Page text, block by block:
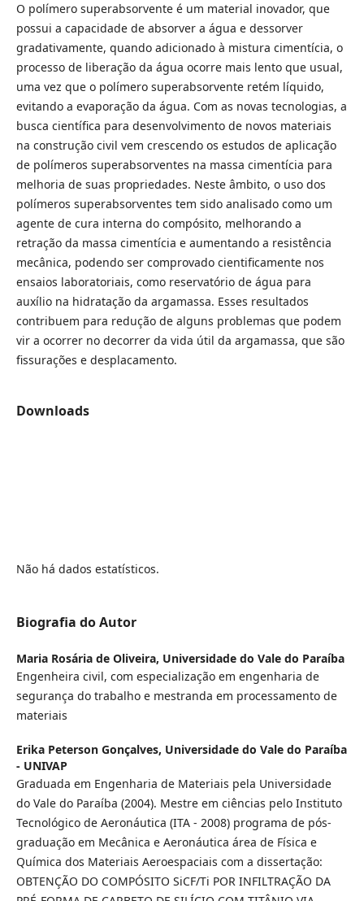
O polímero superabsorvente é um material inovador, que
possui a capacidade de absorver a água e dessorver
gradativamente, quando adicionado à mistura cimentícia, o
processo de liberação da água ocorre mais lento que usual,
uma vez que o polímero superabsorvente retém líquido,
evitando a evaporação da água. Com as novas tecnologias, a
busca científica para desenvolvimento de novos materiais
na construção civil vem crescendo os estudos de aplicação
de polímeros superabsorventes na massa cimentícia para
melhoria de suas propriedades. Neste âmbito, o uso dos
polímeros superabsorventes tem sido analisado como um
agente de cura interna do compósito, melhorando a
retração da massa cimentícia e aumentando a resistência
mecânica, podendo ser comprovado cientificamente nos
ensaios laboratoriais, como reservatório de água para
auxílio na hidratação da argamassa. Esses resultados
contribuem para redução de alguns problemas que podem
vir a ocorrer no decorrer da vida útil da argamassa, que são
fissurações e desplacamento.
Downloads
Não há dados estatísticos.
Biografia do Autor
Maria Rosária de Oliveira, Universidade do Vale do Paraíba
Engenheira civil, com especialização em engenharia de
segurança do trabalho e mestranda em processamento de
materiais
Erika Peterson Gonçalves, Universidade do Vale do Paraíba
- UNIVAP
Graduada em Engenharia de Materiais pela Universidade
do Vale do Paraíba (2004). Mestre em ciências pelo Instituto
Tecnológico de Aeronáutica (ITA - 2008) programa de pós-
graduação em Mecânica e Aeronáutica área de Física e
Química dos Materiais Aeroespaciais com a dissertação:
OBTENÇÃO DO COMPÓSITO SiCF/Ti POR INFILTRAÇÃO DA